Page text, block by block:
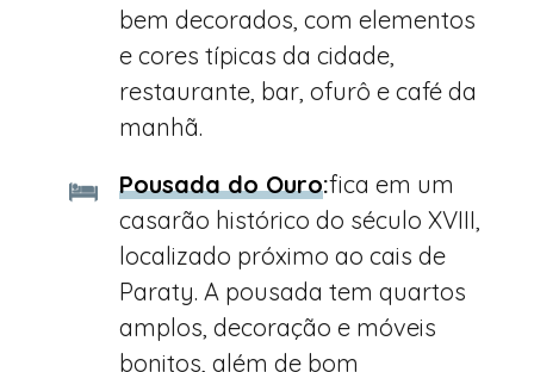
bem decorados, com elementos
e cores típicas da cidade,
restaurante, bar, ofurô e café da
manhã.
Pousada do Ouro:fica em um
casarão histórico do século XVIII,
localizado próximo ao cais de
Paraty. A pousada tem quartos
amplos, decoração e móveis
bonitos, além de bom